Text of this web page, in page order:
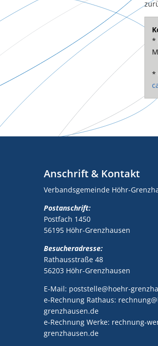
*
*
Anschrift & Kontakt
Verbandsgemeinde Höhr-
Postanschrift:
Postfach 1450
56195 Höhr-Grenzhausen
Besucheradresse:
Rathausstraße 48
56203 Höhr-Grenzhausen
E-Mail: poststelle@hoehr-
e-Rechnung Rathaus:
grenzhausen.de
e-Rechnung Werke: rechnung-
grenzhausen.de